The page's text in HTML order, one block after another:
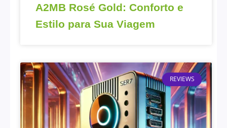
A2MB Rosé Gold: Conforto e
Estilo para Sua Viagem
REVIEWS